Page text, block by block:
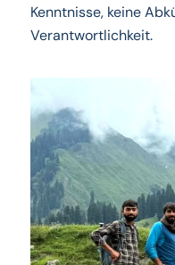
Kenntnisse, keine
Verantwortlichkeit.